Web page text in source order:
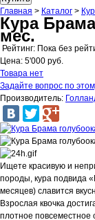
Главная > Каталог >
Кура
мес.
Рейтинг: Пока без
Цена: 5'000 руб.
Товара нет
Задайте вопрос по
Производитель:
Ищете красивую и
породы, кура подвида
месяцев) славится
Взрослая квочка
плотное повсеместное